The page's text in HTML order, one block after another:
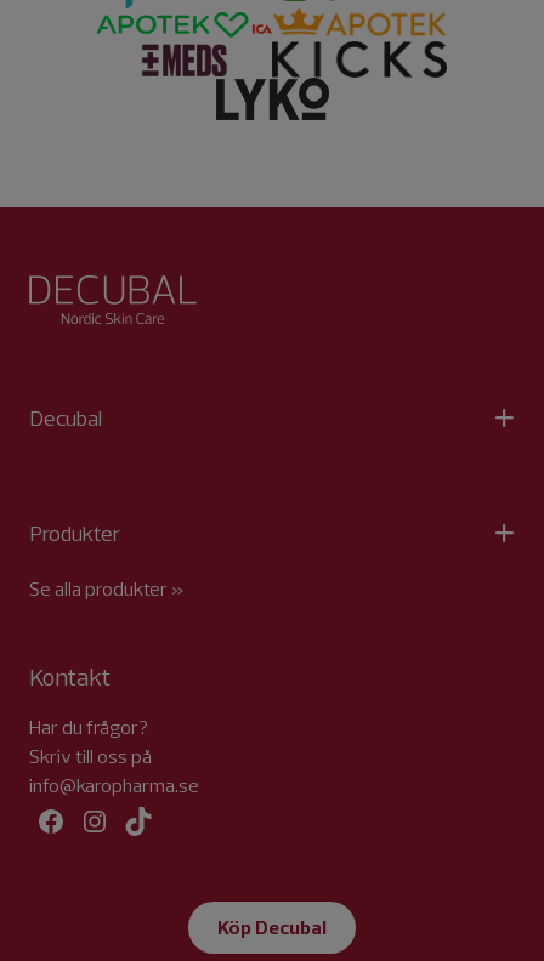
Decubal
Produkter
Se alla produkter »
Kontakt
Har du frågor?
Skriv till oss på
info@karopharma.se
Facebook
Instagram
TikTok
Köp Decubal